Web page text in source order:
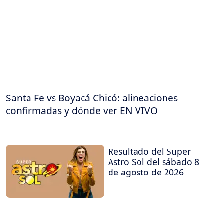
Santa Fe vs Boyacá Chicó: alineaciones
confirmadas y dónde ver EN VIVO
Resultado del Super
Astro Sol del sábado 8
de agosto de 2026